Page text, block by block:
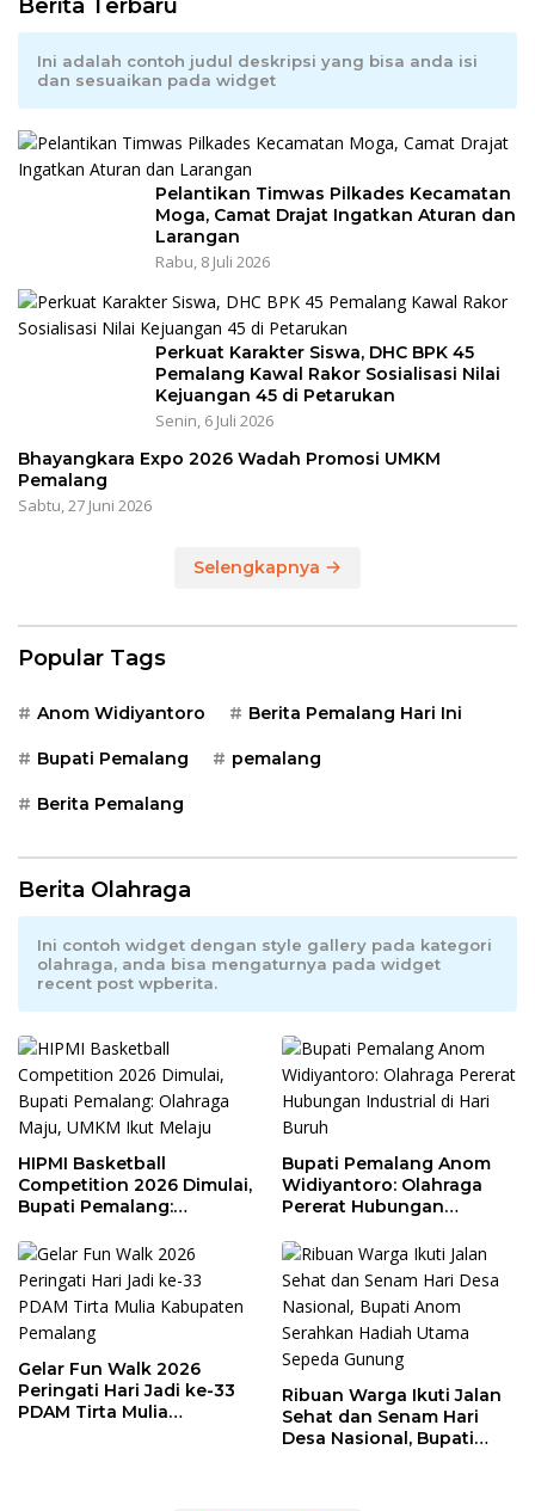
Berita Terbaru
Ini adalah contoh judul deskripsi yang bisa anda isi
dan sesuaikan pada widget
Pelantikan Timwas Pilkades Kecamatan
Moga, Camat Drajat Ingatkan Aturan dan
Larangan
Rabu, 8 Juli 2026
Perkuat Karakter Siswa, DHC BPK 45
Pemalang Kawal Rakor Sosialisasi Nilai
Kejuangan 45 di Petarukan
Senin, 6 Juli 2026
Bhayangkara Expo 2026 Wadah Promosi UMKM
Pemalang
Sabtu, 27 Juni 2026
Selengkapnya
Popular Tags
Anom Widiyantoro Berita Pemalang Hari Ini
Bupati Pemalang pemalang
Berita Pemalang
Berita Olahraga
Ini contoh widget dengan style gallery pada kategori
olahraga, anda bisa mengaturnya pada widget
recent post wpberita.
HIPMI Basketball
Competition 2026 Dimulai,
Bupati Pemalang:
Melaju
Bupati Pemalang Anom
Widiyantoro: Olahraga
Pererat Hubungan
Gelar Fun Walk 2026
Peringati Hari Jadi ke-33
PDAM Tirta Mulia
Ribuan Warga Ikuti Jalan
Sehat dan Senam Hari
Desa Nasional, Bupati